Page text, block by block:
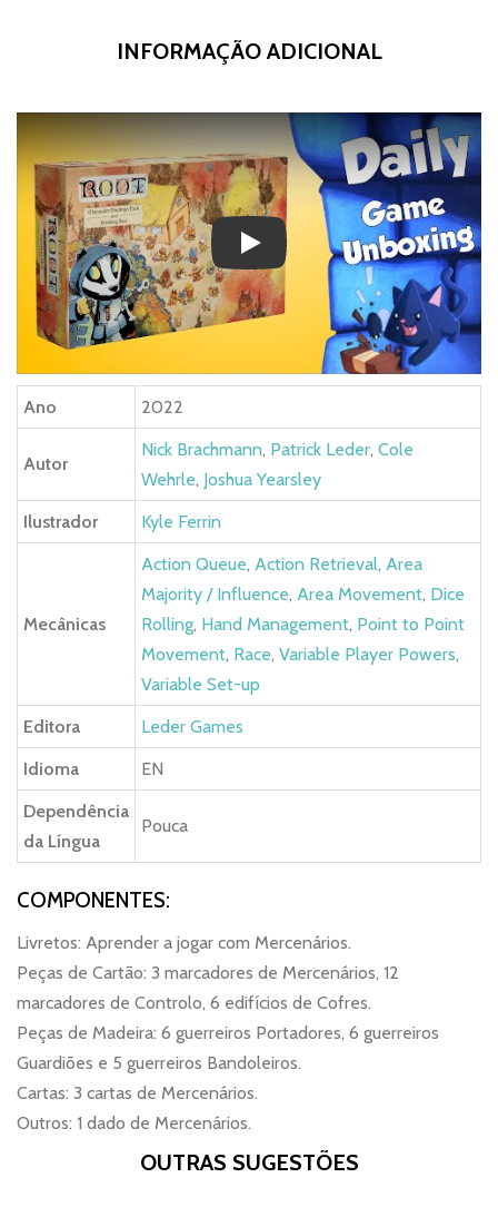
INFORMAÇÃO ADICIONAL
Play
Ano 2022
Autor
Nick Brachmann, Patrick Leder, Cole
Wehrle, Joshua Yearsley
Ilustrador
Kyle Ferrin
Mecânicas
Action Queue, Action Retrieval, Area
Majority / Influence, Area Movement, Dice
Rolling, Hand Management, Point to Point
Movement, Race, Variable Player Powers,
Variable Set-up
Editora
Leder Games
Idioma
EN
Dependência
da Língua
Pouca
COMPONENTES:
Livretos: Aprender a jogar com Mercenários.
Peças de Cartão: 3 marcadores de Mercenários, 12
marcadores de Controlo, 6 edifícios de Cofres.
Peças de Madeira: 6 guerreiros Portadores, 6 guerreiros
Guardiões e 5 guerreiros Bandoleiros.
Cartas: 3 cartas de Mercenários.
Outros: 1 dado de Mercenários.
OUTRAS SUGESTÕES